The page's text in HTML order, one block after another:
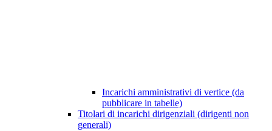
Incarichi amministrativi di vertice (da
pubblicare in tabelle)
Titolari di incarichi dirigenziali (dirigenti non
generali)